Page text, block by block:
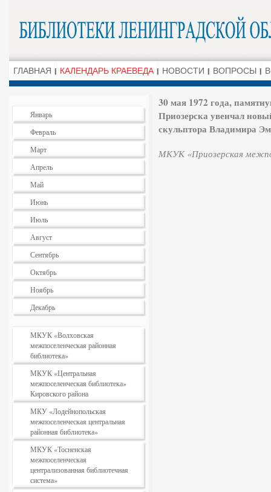
ГЛАВНАЯ КАЛЕНДАРЬ КРАЕВЕДА НОВОСТИ ВОПРОСЫ
Январь
Февраль
Март
Апрель
Май
Июнь
Июль
Август
Сентябрь
Октябрь
Ноябрь
Декабрь
МКУК «Волховская
межпоселенческая районная
библиотека»
МКУК «Центральная
межпоселенческая библиотека»
Кировского района
МКУ «Лодейнопольская
межпоселенческая центральная
районная библиотека»
МКУК «Тосненская
межпоселенческая
централизованная библиотечная
система»
30 мая 1972 года,
Приозерска увенчал
скульптора Владимира
МКУК «Приозерская